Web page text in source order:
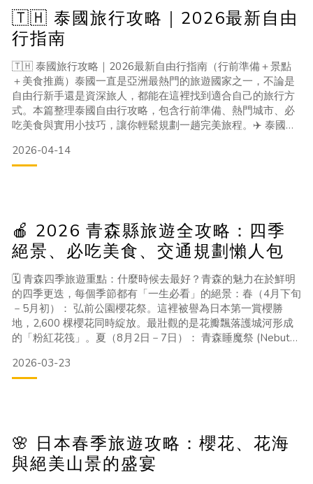
🇹🇭 泰國旅行攻略｜2026最新自由
行指南
🇹🇭 泰國旅行攻略｜2026最新自由行指南（行前準備＋景點
＋美食推薦）泰國一直是亞洲最熱門的旅遊國家之一，不論是
自由行新手還是資深旅人，都能在這裡找到適合自己的旅行方
式。本篇整理泰國自由行攻略，包含行前準備、熱門城市、必
吃美食與實用小技巧，讓你輕鬆規劃一趟完美旅程。✈️ 泰國自
證與入境台灣旅客目前多為免簽入境（依官方公告為準），建
議出發前再次確認最新政策。✔ 最佳旅遊時間11月～2月（乾
2026-04-14
🍎 2026 青森縣旅遊全攻略：四季
絕景、必吃美食、交通規劃懶人包
🗓️ 青森四季旅遊重點：什麼時候去最好？青森的魅力在於鮮明
的四季更迭，每個季節都有「一生必看」的絕景：春（4月下旬
－5月初）： 弘前公園櫻花祭。這裡被譽為日本第一賞櫻勝
地，2,600 棵櫻花同時綻放。最壯觀的是花瓣飄落護城河形成
的「粉紅花筏」。夏（8月2日－7日）： 青森睡魔祭 (Nebuta
道遊行，震撼的太鼓聲與熱情的舞者絕對讓你熱血沸騰。秋
（10月中旬－11月初）： 奧入瀨溪流與蔦沼。換上紅黃秋裝
2026-03-23
🌸 日本春季旅遊攻略：櫻花、花海
與絕美山景的盛宴